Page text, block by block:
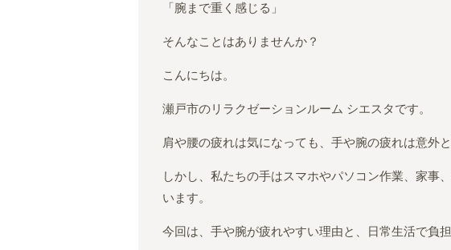
「腕まで重く感じる」
そんなことはありませんか？
こんにちは。
瀬戸市のリラクゼーションルーム シエスタです。
肩や腰の疲れは気になっても、手や腕の疲れは意外
しかし、私たちの手はスマホやパソコン作業、家事
います。
今回は、手や腕が疲れやすい理由と、日常生活で負